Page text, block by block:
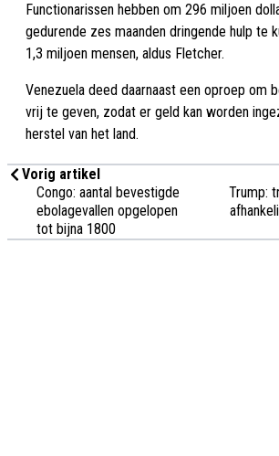
Functionarissen hebben om 296 miljoen
gedurende zes maanden dringende hulp te
1,3 miljoen mensen, aldus Fletcher.
Venezuela deed daarnaast een oproep om
vrij te geven, zodat er geld kan worden
herstel van het land.
Vorig artikel
Congo: aantal bevestigde
ebolagevallen opgelopen
tot bijna 1800
Trump: